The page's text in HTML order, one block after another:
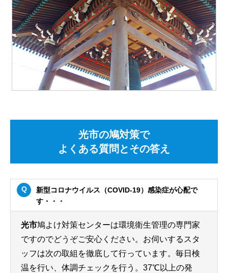
光市の鳩対策で
よくある質問とその答え
新型コロナウイルス（COVID-19）感染症が心配で
す・・・
光市鳩よけ対策センターは環境衛生管理の専門家
ですのでどうぞご安心ください。お伺いするスタ
ッフは次の取組を徹底して行っています。毎日検
温を行い、体調チェックを行う。37℃以上の発